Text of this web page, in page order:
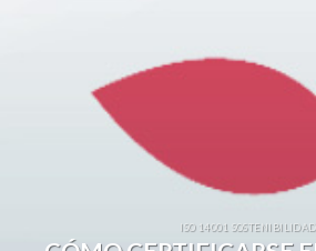
ISO 14001 SOSTENIBILIDAD